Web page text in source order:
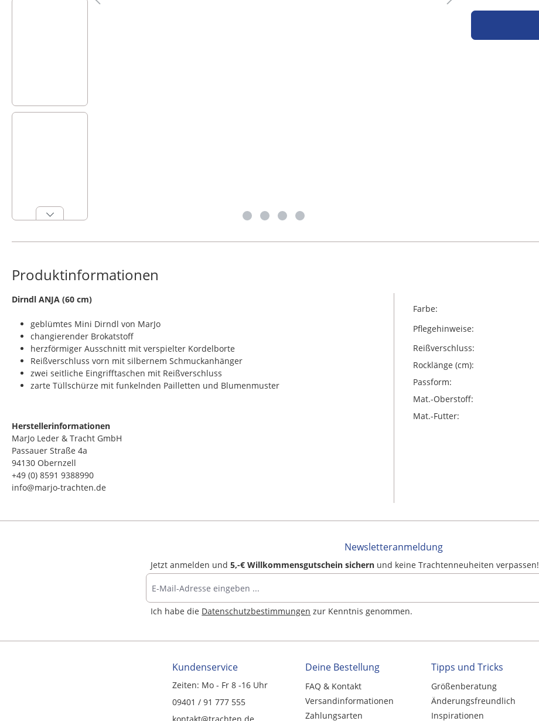
Produktinformationen
​Dirndl ANJA (60 cm)
geblümtes Mini Dirndl von MarJo
changierender Brokatstoff
herzförmiger Ausschnitt mit verspielter Kordelborte
Reißverschluss vorn mit silbernem Schmuckanhänger
zwei seitliche Eingrifftaschen mit Reißverschluss
zarte Tüllschürze mit funkelnden Pailletten und Blumenmuster
Herstellerinformationen
MarJo Leder & Tracht GmbH
Passauer Straße 4a
94130 Obernzell
+49 (0) 8591 9388990
info@marjo-trachten.de
Farbe:
Pflegehinweise:
Reißverschluss:
Rocklänge (cm):
Passform:
Mat.-Oberstoff:
Mat.-Futter:
Newsletteranmeldung
Jetzt anmelden und5,-€ Willkommensgutschein sichern und keine Trachtenneuheiten verpassen!
Ich habe die Datenschutzbestimmungen zur Kenntnis genommen.
Kundenservice
Zeiten: Mo - Fr 8 -16 Uhr
09401 / 91 777 555
Deine Bestellung
FAQ & Kontakt
Versandinformationen
Zahlungsarten
Tipps und Tricks
Größenberatung
Änderungsfreundlich
Inspirationen